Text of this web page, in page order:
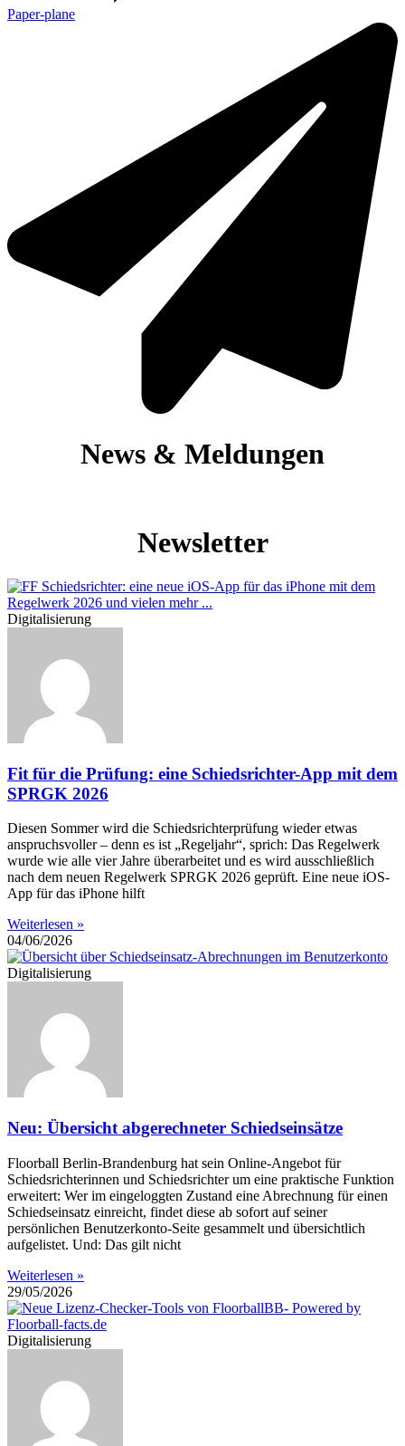
Paper-plane
News & Meldungen
Newsletter
Digitalisierung
Fit für die Prüfung: eine Schiedsrichter-App mit dem
SPRGK 2026
Diesen Sommer wird die Schiedsrichterprüfung wieder etwas
anspruchsvoller – denn es ist „Regeljahr“, sprich: Das Regelwerk
wurde wie alle vier Jahre überarbeitet und es wird ausschließlich
nach dem neuen Regelwerk SPRGK 2026 geprüft. Eine neue iOS-
App für das iPhone hilft
Weiterlesen »
04/06/2026
Digitalisierung
Neu: Übersicht abgerechneter Schiedseinsätze
Floorball Berlin-Brandenburg hat sein Online-Angebot für
Schiedsrichterinnen und Schiedsrichter um eine praktische Funktion
erweitert: Wer im eingeloggten Zustand eine Abrechnung für einen
Schiedseinsatz einreicht, findet diese ab sofort auf seiner
persönlichen Benutzerkonto-Seite gesammelt und übersichtlich
aufgelistet. Und: Das gilt nicht
Weiterlesen »
29/05/2026
Digitalisierung